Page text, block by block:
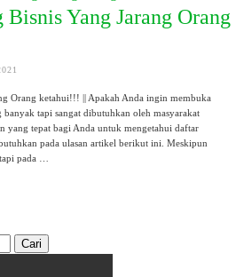
Bisnis Yang Jarang Orang
Orang ketahui!!! || Apakah Anda ingin membuka
tapi sangat dibutuhkan oleh masyarakat
yang tepat bagi Anda untuk mengetahui daftar
pada ulasan artikel berikut ini. Meskipun
pada …